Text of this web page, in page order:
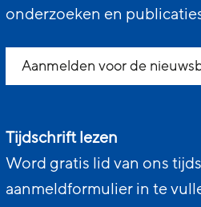
onderzoeken en
Aanmelden voor de
Tijdschrift lezen
Word gratis lid van ons
aanmeldformulier in te